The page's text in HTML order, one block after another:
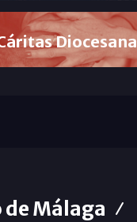
Diocesana
Málaga